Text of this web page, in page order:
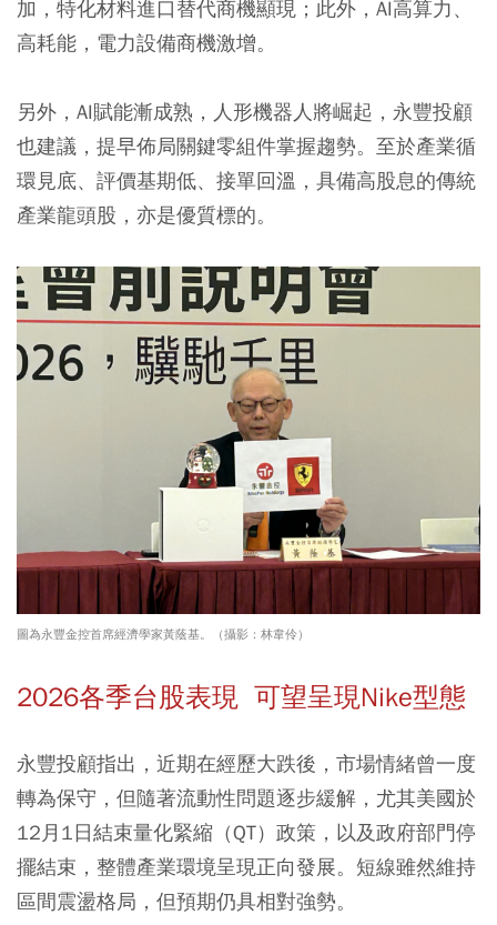
加，特化材料進口替代商機顯現；此外，AI高算力、
高耗能，電力設備商機激增。
另外，AI賦能漸成熟，人形機器人將崛起，永豐投顧
也建議，提早佈局關鍵零組件掌握趨勢。至於產業循
環見底、評價基期低、接單回溫，具備高股息的傳統
產業龍頭股，亦是優質標的。
圖為永豐金控首席經濟學家黃蔭基。（攝影：林韋伶）
2026各季台股表現 可望呈現Nike型態
永豐投顧指出，近期在經歷大跌後，市場情緒曾一度
轉為保守，但隨著流動性問題逐步緩解，尤其美國於
12月1日結束量化緊縮（QT）政策，以及政府部門停
擺結束，整體產業環境呈現正向發展。短線雖然維持
區間震盪格局，但預期仍具相對強勢。